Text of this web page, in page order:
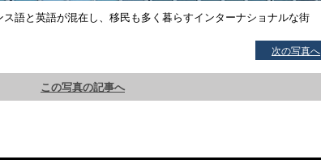
語と英語が混在し、移民も多く暮らすインターナショナルな街
次の写真へ
この写真の記事へ